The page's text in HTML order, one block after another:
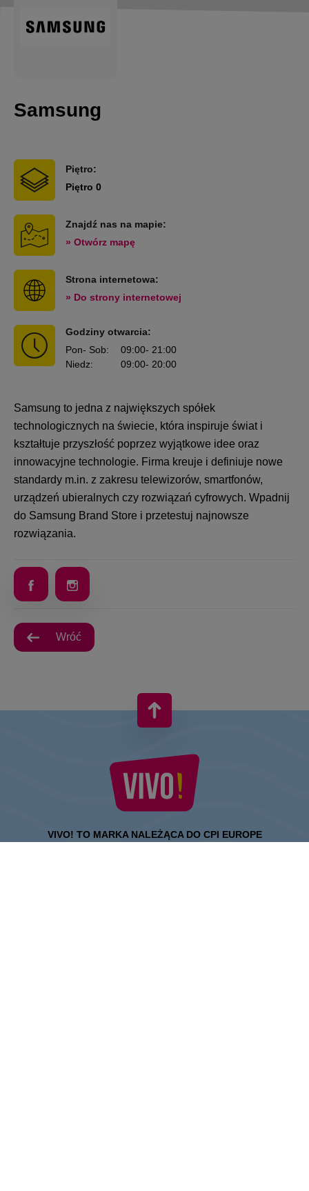
Samsung
Piętro:
Piętro 0
Znajdź nas na mapie:
» Otwórz mapę
Strona internetowa:
» Do strony internetowej
Godziny otwarcia:
Pon- Sob: 09:00- 21:00
Niedz: 09:00- 20:00
Samsung to jedna z największych spółek
technologicznych na świecie, która inspiruje świat i
kształtuje przyszłość poprzez wyjątkowe idee oraz
innowacyjne technologie. Firma kreuje i definiuje nowe
standardy m.in. z zakresu telewizorów, smartfonów,
urządzeń ubieralnych czy rozwiązań cyfrowych. Wpadnij
do Samsung Brand Store i przetestuj najnowsze
rozwiązania.
Wróć
VIVO! TO MARKA NALEŻĄCA DO CPI EUROPE